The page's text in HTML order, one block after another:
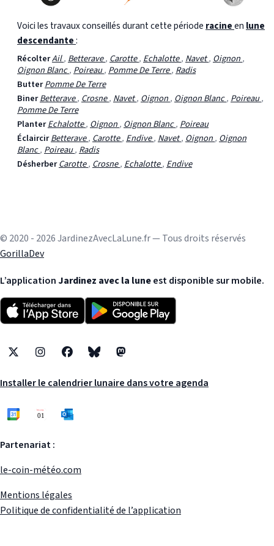
Voici les travaux conseillés durant cette période racineen lune
descendante:
RécolterAil, Betterave, Carotte, Echalotte, Navet, Oignon,
Oignon Blanc, Poireau, Pomme De Terre, Radis
ButterPomme De Terre
BinerBetterave, Crosne, Navet, Oignon, Oignon Blanc, Poireau,
Pomme De Terre
PlanterEchalotte, Oignon, Oignon Blanc, Poireau
ÉclaircirBetterave, Carotte, Endive, Navet, Oignon, Oignon
Blanc, Poireau, Radis
DésherberCarotte, Crosne, Echalotte, Endive
© 2020 - 2026 JardinezAvecLaLune.fr — Tous droits réservés
GorillaDev
L’application Jardinez avec la luneest disponible sur mobile.
X InstagramFacebookBlueskyMastodon
Installer le calendrier lunaire dans votre agenda
Partenariat :
le-coin-météo.com
Mentions légales
Politique de confidentialité de l’application